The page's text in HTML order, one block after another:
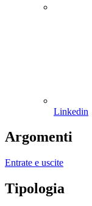
Linkedin
Argomenti
Entrate e uscite
Tipologia